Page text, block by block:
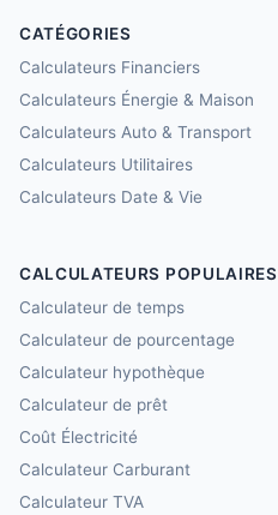
CATÉGORIES
Calculateurs Financiers
Calculateurs Énergie & Maison
Calculateurs Auto & Transport
Calculateurs Utilitaires
Calculateurs Date & Vie
CALCULATEURS POPULAIRES
Calculateur de temps
Calculateur de pourcentage
Calculateur hypothèque
Calculateur de prêt
Coût Électricité
Calculateur Carburant
Calculateur TVA